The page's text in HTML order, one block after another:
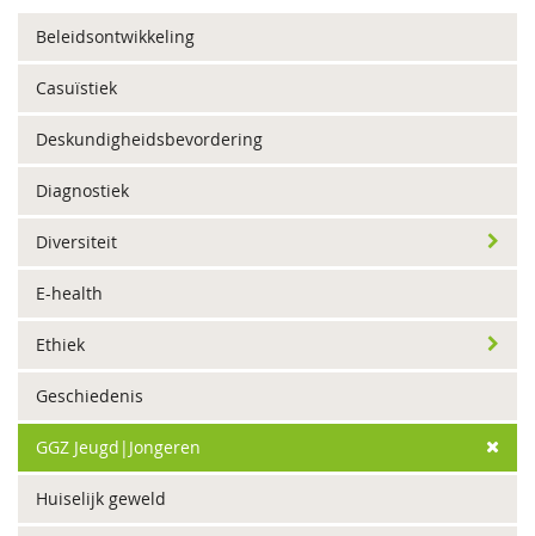
Beleidsontwikkeling
Casuïstiek
Deskundigheidsbevordering
Diagnostiek
Diversiteit
E-health
Ethiek
Geschiedenis
GGZ Jeugd|Jongeren
Huiselijk geweld